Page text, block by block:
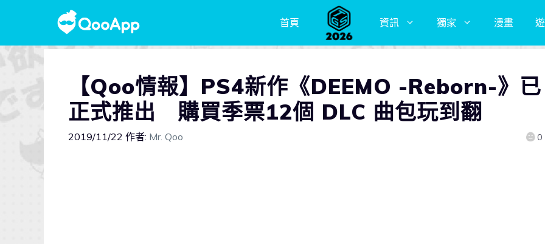
首頁 資訊 獨家 漫畫
【Qoo情報】PS4新作《DEEMO -Reborn-》已
正式推出 購買季票12個 DLC 曲包玩到翻
2019/11/22 作者: Mr. Qoo 0